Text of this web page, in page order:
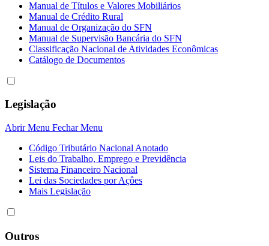
Manual de Títulos e Valores Mobiliários
Manual de Crédito Rural
Manual de Organização do SFN
Manual de Supervisão Bancária do SFN
Classificação Nacional de Atividades Econômicas
Catálogo de Documentos
Legislação
Abrir Menu Fechar Menu
Código Tributário Nacional Anotado
Leis do Trabalho, Emprego e Previdência
Sistema Financeiro Nacional
Lei das Sociedades por Açôes
Mais Legislação
Outros